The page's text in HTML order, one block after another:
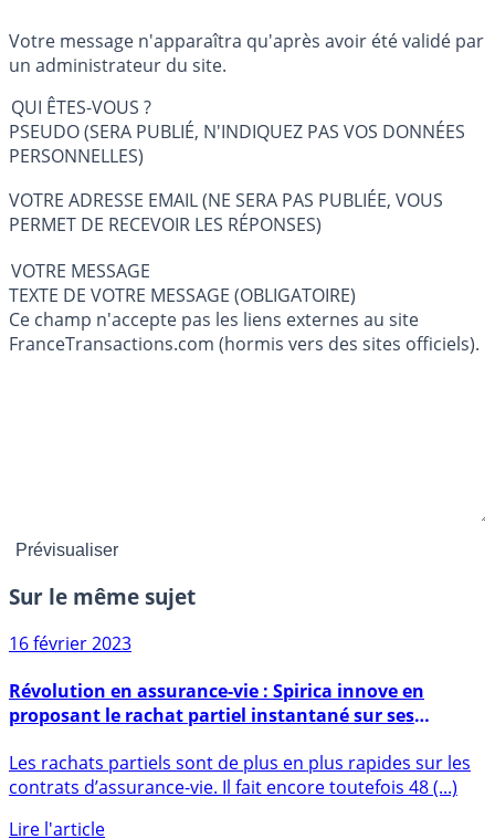
Votre message n'apparaîtra qu'après avoir été validé par
un administrateur du site.
QUI ÊTES-VOUS ?
PSEUDO (SERA PUBLIÉ, N'INDIQUEZ PAS VOS DONNÉES
PERSONNELLES)
VOTRE ADRESSE EMAIL (NE SERA PAS PUBLIÉE, VOUS
PERMET DE RECEVOIR LES RÉPONSES)
VOTRE MESSAGE
TEXTE DE VOTRE MESSAGE (OBLIGATOIRE)
Ce champ n'accepte pas les liens externes au site
FranceTransactions.com (hormis vers des sites officiels).
Sur le même sujet
16 février 2023
proposant le rachat partiel instantané sur ses
contrats
contrats d’assurance-vie. Il fait encore toutefois 48 (...)